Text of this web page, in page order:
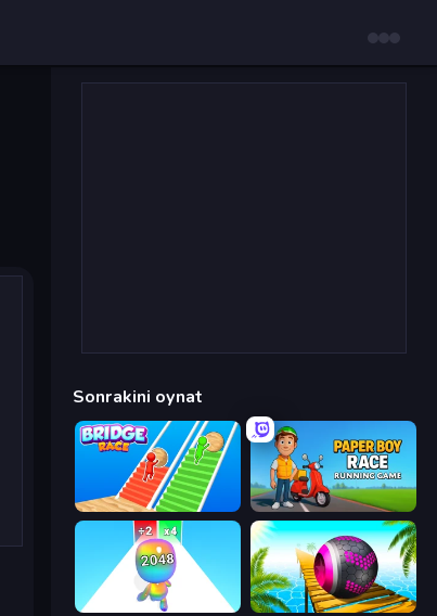
Sonrakini oynat
Bridge Race Paper Boy Race: Running Game
Man Runner 2048 Rolling Balls Sea Race